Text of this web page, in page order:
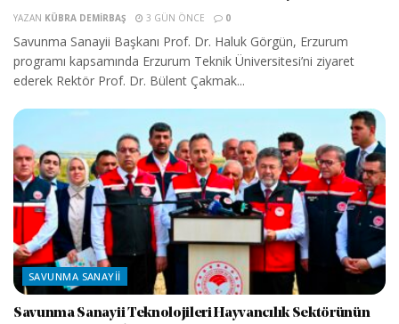
YAZAN KÜBRA DEMIRBAŞ 3 GÜN ÖNCE 0
Savunma Sanayii Başkanı Prof. Dr. Haluk Görgün, Erzurum
programı kapsamında Erzurum Teknik Üniversitesi’ni ziyaret
ederek Rektör Prof. Dr. Bülent Çakmak...
SAVUNMA SANAYII
Savunma Sanayii Teknolojileri Hayvancılık Sektörünün